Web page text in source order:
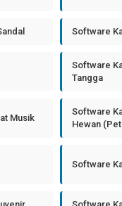
Software
Software
Tangga
Musik
Software
Hewan
Software